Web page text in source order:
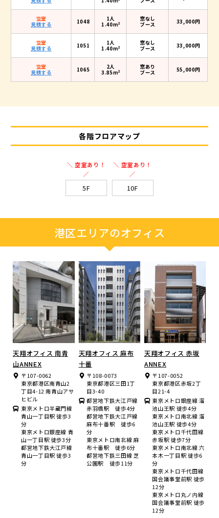
空室
見積する
1048
1人
1.40m2
窓なし
ブース
33,000円
空室
見積する
1051
1人
1.40m2
窓なし
ブース
33,000円
空室
見積する
1065
2人
3.85m2
窓あり
ブース
55,000円
各階フロアマップ
＼ 空室あり！
／
5F
＼ 空室あり！
／
10F
港区エリアのオフィス
天翔オフィス 南青
山ANNEX
〒107-0062
東京都港区南青山2
丁目4-12 南青山アサ
ヒビル
東京メトロ半蔵門線
青山一丁目駅 徒歩3
分
東京メトロ銀座線 青
山一丁目駅 徒歩3分
都営地下鉄大江戸線
青山一丁目駅 徒歩3
分
天翔オフィス 麻布
十番
〒108-0073
東京都港区三田1丁
目3-40
都営地下鉄大江戸線
赤羽橋駅 徒歩4分
都営地下鉄大江戸線
麻布十番駅 徒歩6
分
東京メトロ南北線 麻
布十番駅 徒歩6分
都営地下鉄三田線 芝
公園駅 徒歩11分
天翔オフィス 赤坂
ANNEX
〒107-0052
東京都港区赤坂2丁
目21-4
東京メトロ銀座線 溜
池山王駅 徒歩4分
東京メトロ南北線 溜
池山王駅 徒歩4分
東京メトロ千代田線
赤坂駅 徒歩7分
東京メトロ南北線 六
本木一丁目駅 徒歩6
分
東京メトロ千代田線
国会議事堂前駅 徒歩
12分
東京メトロ丸ノ内線
国会議事堂前駅 徒歩
12分